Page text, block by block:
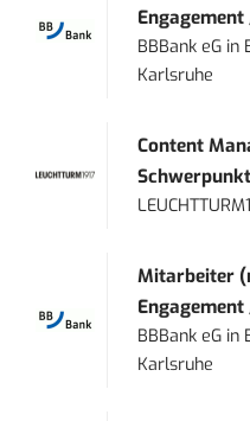
Engagement
BBBank eG in
Karlsruhe
Content
Mitarbeiter
Engagement
BBBank eG in
Karlsruhe